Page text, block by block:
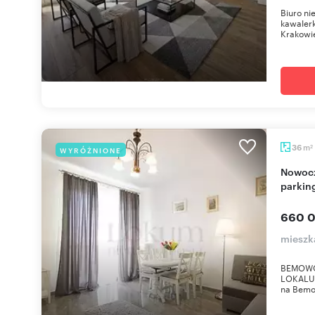
Biuro
WYRÓŻNIONE 36 m2
Nowoczesne 36 m² z balkonem i miejscem
660
na